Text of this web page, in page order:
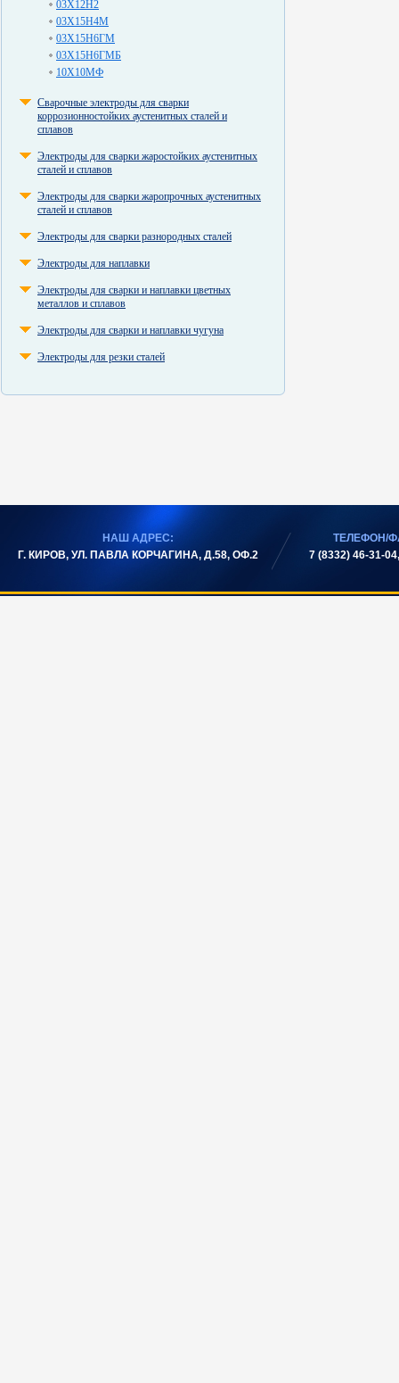
03Х12Н2
03Х15Н4М
03Х15Н6ГМ
03Х15Н6ГМБ
10Х10МФ
Сварочные электроды для сварки
коррозионностойких аустенитных сталей и
сплавов
Электроды для сварки жаростойких аустенитных
сталей и сплавов
Электроды для сварки жаропрочных аустенитных
сталей и сплавов
Электроды для сварки разнородных сталей
Электроды для наплавки
Электроды для сварки и наплавки цветных
металлов и сплавов
Электроды для сварки и наплавки чугуна
Электроды для резки сталей
НАШ АДРЕС:
Г. КИРОВ, УЛ. ПАВЛА КОРЧАГИНА, Д.58, ОФ.2
ТЕЛЕФОН/
7 (8332) 46-31-